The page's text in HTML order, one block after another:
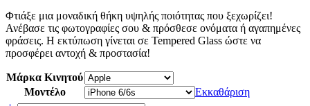
Φτιάξε μια μοναδική θήκη υψηλής ποιότητας που ξεχωρίζει!
Ανέβασε τις φωτογραφίες σου & πρόσθεσε ονόματα ή αγαπημένες
φράσεις. Η εκτύπωση γίνεται σε Tempered Glass ώστε να
προσφέρει αντοχή & προστασία!
Μάρκα Κινητού
Μοντέλο
Εκκαθάριση